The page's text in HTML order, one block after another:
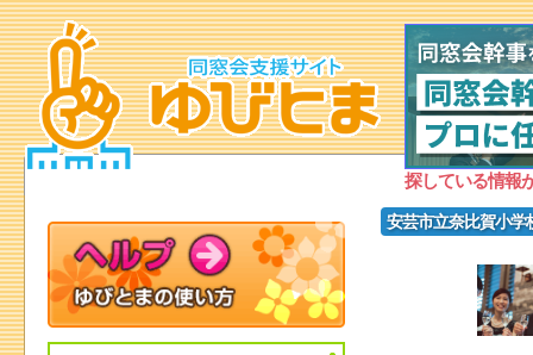
探している情報
安芸市立奈比賀小学